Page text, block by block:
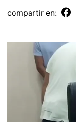
compartir en: